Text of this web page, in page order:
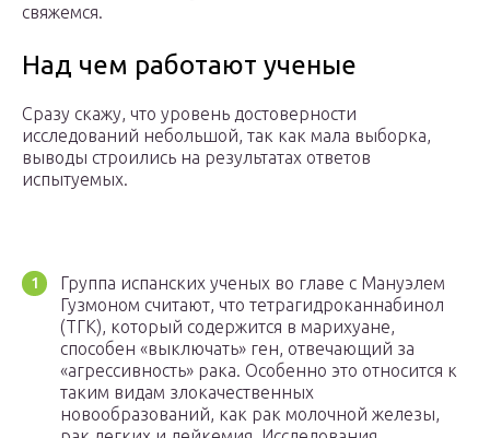
свяжемся.
Над чем работают ученые
Сразу скажу, что уровень достоверности
исследований небольшой, так как мала выборка,
выводы строились на результатах ответов
испытуемых.
Группа испанских ученых во главе с Мануэлем
Гузмоном считают, что тетрагидроканнабинол
(ТГК), который содержится в марихуане,
способен «выключать» ген, отвечающий за
«агрессивность» рака. Особенно это относится к
таким видам злокачественных
новообразований, как рак молочной железы,